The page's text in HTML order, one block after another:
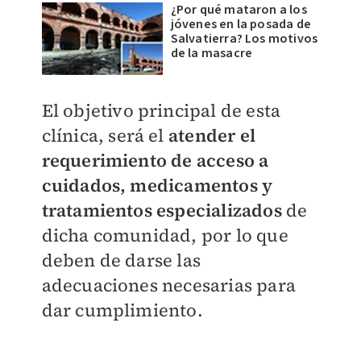
¿Por qué mataron a los
jóvenes en la posada de
Salvatierra? Los motivos
de la masacre
El objetivo principal de esta
clínica, será el atender el
requerimiento de acceso a
cuidados, medicamentos y
tratamientos especializadosde
dicha comunidad, por lo que
deben de darse las
adecuaciones necesarias para
dar cumplimiento.